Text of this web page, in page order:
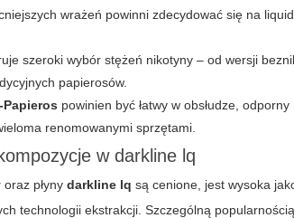
wrażeń powinni zdecydować się na
szeroki wybór stężeń nikotyny – od wersji
papierosów.
Papieros powinien być łatwy w obsłudze,
renomowanymi sprzętami.
w darkline lq
oraz płynydarkline lq są cenione, jest wysoka
technologii ekstrakcji. Szczególną